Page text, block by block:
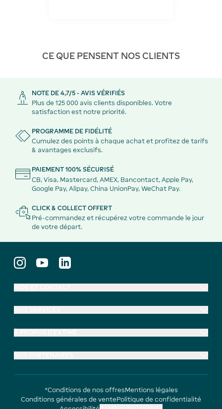
CE QUE PENSENT NOS CLIENTS
NOTE DE 4,7/5 - AVIS VÉRIFIÉS
Plus de 125 000 avis clients disponibles. Votre
satisfaction est notre priorité.
PROGRAMME DE FIDÉLITÉ
Cumulez des points à chaque achat et profitez de tarifs
& avantages exclusifs.
PAIEMENT 100% SÉCURISÉ
CB, Visa, Mastercard, AMEX, Bancontact, Apple Pay,
Google Pay, Alipay, China UnionPay, WeChat Pay.
CLICK & COLLECT OFFERT
Pré-commandez et récupérez votre commande le jour
de votre départ.
*Conditions de nos offresMentions légales
Conditions générales de ventePolitique de confidentialité